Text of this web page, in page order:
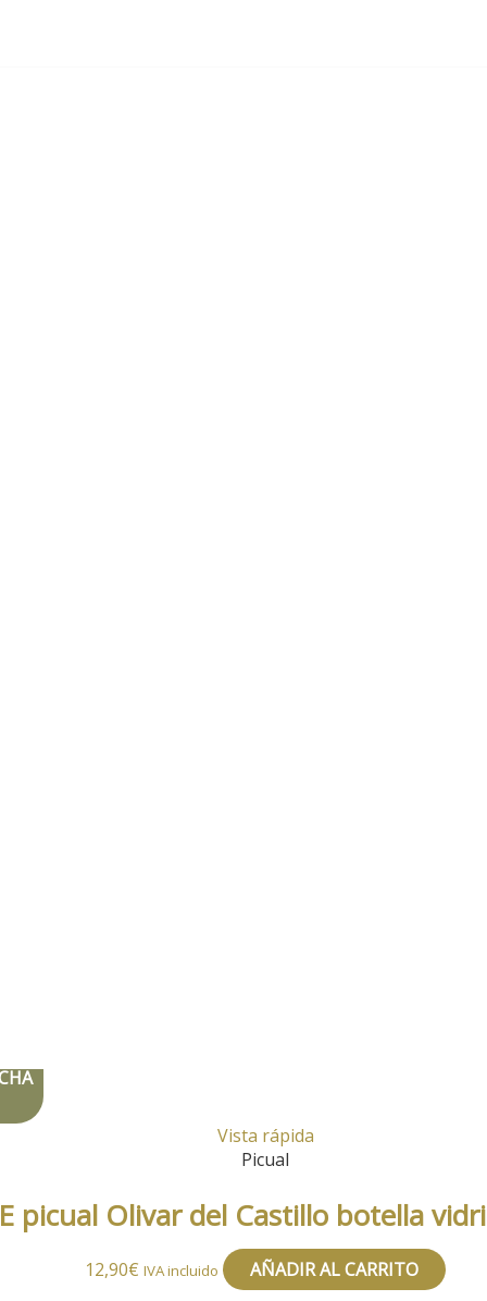
Vista rápida
Picual
picual Olivar del Castillo botella
12,90€ IVA incluido AÑADIR AL CARRITO